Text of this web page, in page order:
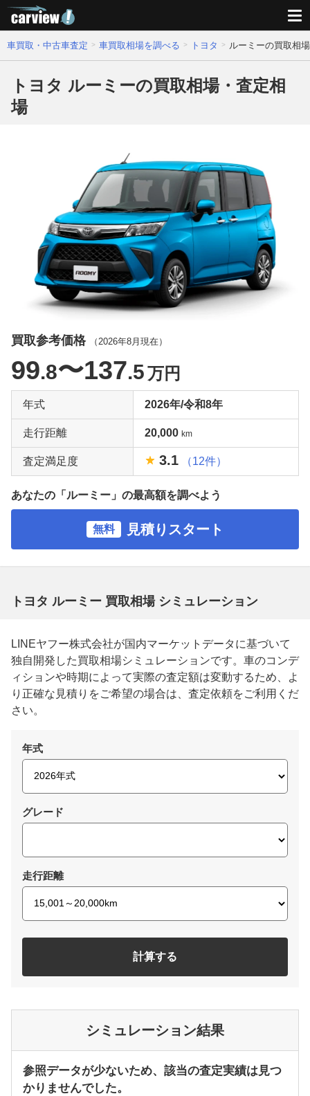
車買取・中古車査定 車買取相場を調べる トヨタ ルーミーの買取相
トヨタ ルーミーの買取相場・査定相
場
買取参考価格 （ 2026年8月 現在）
99.8〜137.5万円
年式 2026年/令和8年
走行距離 20,000 km
査定満足度 3.1 （12件）
あなたの「ルーミー」の最高額を調べよう
無料 見積りスタート
トヨタ ルーミー 買取相場 シミュレーション
LINEヤフー株式会社が国内マーケットデータに基づいて
独自開発した買取相場シミュレーションです。車のコンデ
ィションや時期によって実際の査定額は変動するため、よ
り正確な見積りをご希望の場合は、査定依頼をご利用くだ
さい。
年式
グレード
走行距離
計算する
シミュレーション結果
参照データが少ないため、該当の査定実績は見つ
かりませんでした。